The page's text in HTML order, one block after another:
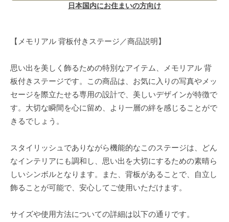
日本国内にお住まいの方向け
【メモリアル 背板付きステージ／商品説明】
思い出を美しく飾るための特別なアイテム、メモリアル 背
板付きステージです。この商品は、お気に入りの写真やメッ
セージを際立たせる専用の設計で、美しいデザインが特徴で
す。大切な瞬間を心に留め、より一層の絆を感じることがで
きるでしょう。
スタイリッシュでありながら機能的なこのステージは、どん
なインテリアにも調和し、思い出を大切にするための素晴ら
しいシンボルとなります。また、背板があることで、自立し
飾ることが可能で、安心してご使用いただけます。
サイズや使用方法についての詳細は以下の通りです。